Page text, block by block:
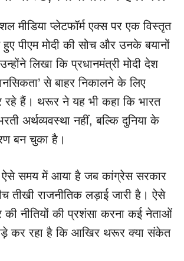
मीडिया प्लेटफॉर्म एक्स पर एक विस्तृत
पीएम मोदी की सोच और उनके बयानों
लिखा कि प्रधानमंत्री मोदी देश
से बाहर निकालने के लिए
रहे हैं। थरूर ने यह भी कहा कि भारत
अर्थव्यवस्था नहीं, बल्कि दुनिया के
बन चुका है।
ऐसे समय में आया है जब कांग्रेस सरकार
तीखी राजनीतिक लड़ाई जारी है। ऐसे
नीतियों की प्रशंसा करना कई नेताओं
कर रहा है कि आखिर थरूर क्या संकेत